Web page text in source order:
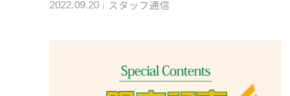
2022.09.20 スタッフ通信